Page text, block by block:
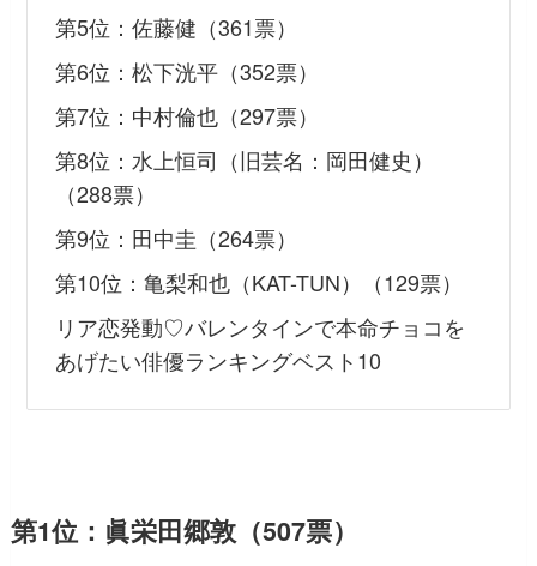
第5位：佐藤健（361票）
第6位：松下洸平（352票）
第7位：中村倫也（297票）
第8位：水上恒司（旧芸名：岡田健史）
（288票）
第9位：田中圭（264票）
第10位：亀梨和也（KAT-TUN）（129票）
リア恋発動♡バレンタインで本命チョコを
あげたい俳優ランキングベスト10
第1位：眞栄田郷敦（507票）